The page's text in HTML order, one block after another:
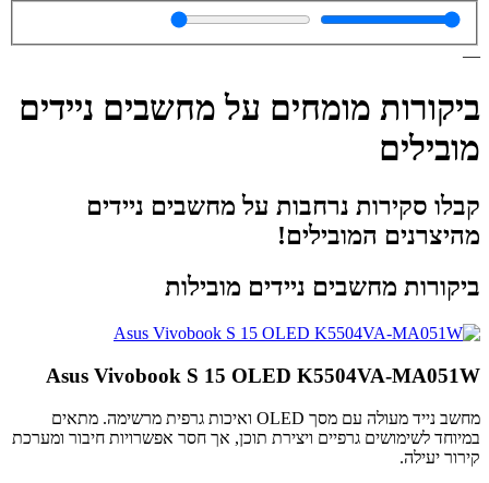
—
ביקורות מומחים על מחשבים ניידים
מובילים
קבלו סקירות נרחבות על מחשבים ניידים
מהיצרנים המובילים!
ביקורות מחשבים ניידים מובילות
Asus Vivobook S 15 OLED K5504VA-MA051W
מחשב נייד מעולה עם מסך OLED ואיכות גרפית מרשימה. מתאים
במיוחד לשימושים גרפיים ויצירת תוכן, אך חסר אפשרויות חיבור ומערכת
קירור יעילה.